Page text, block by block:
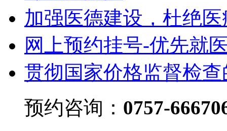
加强医德建设，杜绝
网上预约挂号-优先就
贯彻国家价格监督检
预约咨询： 0757-